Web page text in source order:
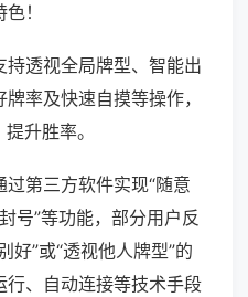
！
透视全局牌型、智能出
率及快速自摸等操作，
升胜率。
第三方软件实现“随意
号”等功能，部分用户反
好”或“透视他人牌型”的
、自动连接等技术手段